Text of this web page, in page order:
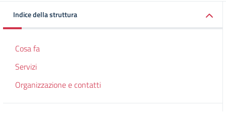
Indice della struttura
Cosa fa
Servizi
Organizzazione e contatti